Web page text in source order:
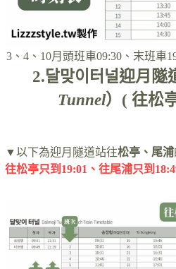
3、4、10月頭班車09:30、末班車
2.달맞이터널迎月隧
Tunnel）( 往松
▼以下為迎月隧道站往松亭、尾浦
往松亭只到19:01、往尾浦只到